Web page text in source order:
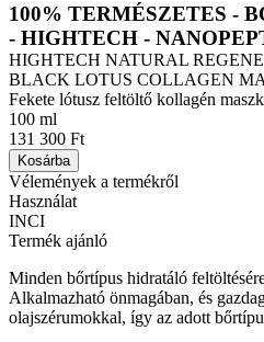
100% TERMÉSZETES -
- HIGHTECH -
HIGHTECH NATURAL
BLACK LOTUS COLLAGEN
Fekete lótusz feltöltő kollagén maszk
100 ml
131 300 Ft
Kosárba
Vélemények a termékről
Használat
INCI
Termék ajánló
Minden bőrtípus hidratáló
Alkalmazható önmagában, és
olajszérumokkal, így az adott